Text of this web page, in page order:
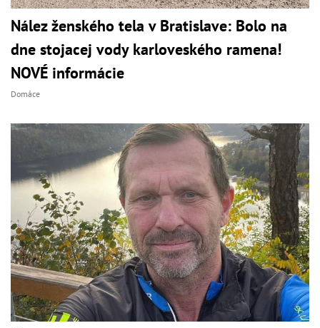
Nález ženského tela v Bratislave: Bolo na
dne stojacej vody karloveského ramena!
NOVÉ informácie
Domáce